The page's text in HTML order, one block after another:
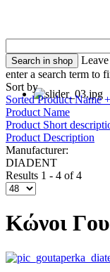
enter a search term to
Sort by
Sorted Product Name
Product Name
Product Short
Product Description
Manufacturer:
DIADENT
Results 1 - 4 of 4
Κώνοι